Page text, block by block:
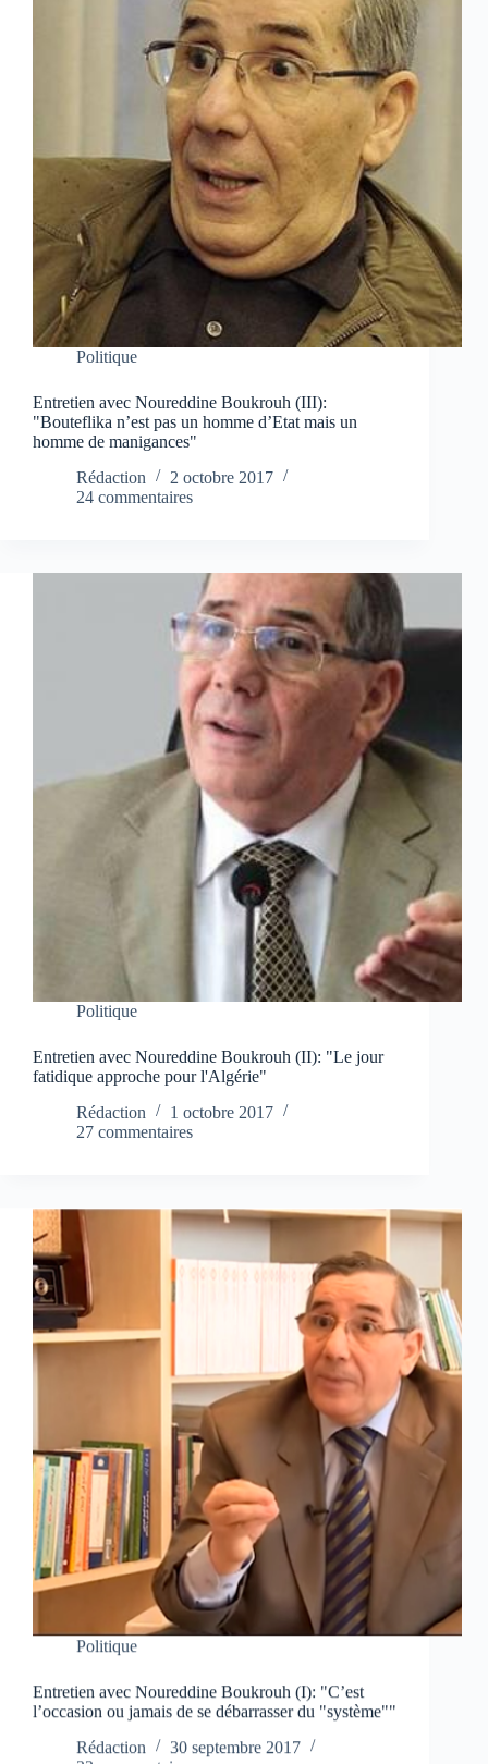
Politique
Entretien avec Noureddine Boukrouh (III):
"Bouteflika n’est pas un homme d’Etat mais un
homme de manigances"
Rédaction
2 octobre 2017
24 commentaires
Politique
Entretien avec Noureddine Boukrouh (II): "Le jour
fatidique approche pour l'Algérie"
Rédaction
1 octobre 2017
27 commentaires
Politique
Entretien avec Noureddine Boukrouh (I): "C’est
l’occasion ou jamais de se débarrasser du "système""
Rédaction
30 septembre 2017